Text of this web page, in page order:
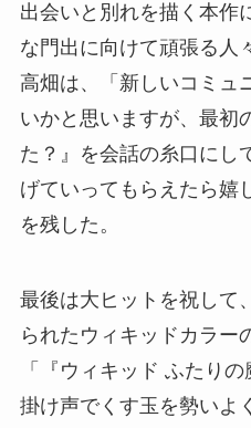
出会いと別れを描く本作
な門出に向けて頑張る人
高畑は、「新しいコミュ
いかと思いますが、最初
た？』を会話の糸口にし
げていってもらえたら嬉
を残した。
最後は大ヒットを祝して
られたウィキッドカラー
「『ウィキッド ふたり
掛け声でくす玉を勢いよ